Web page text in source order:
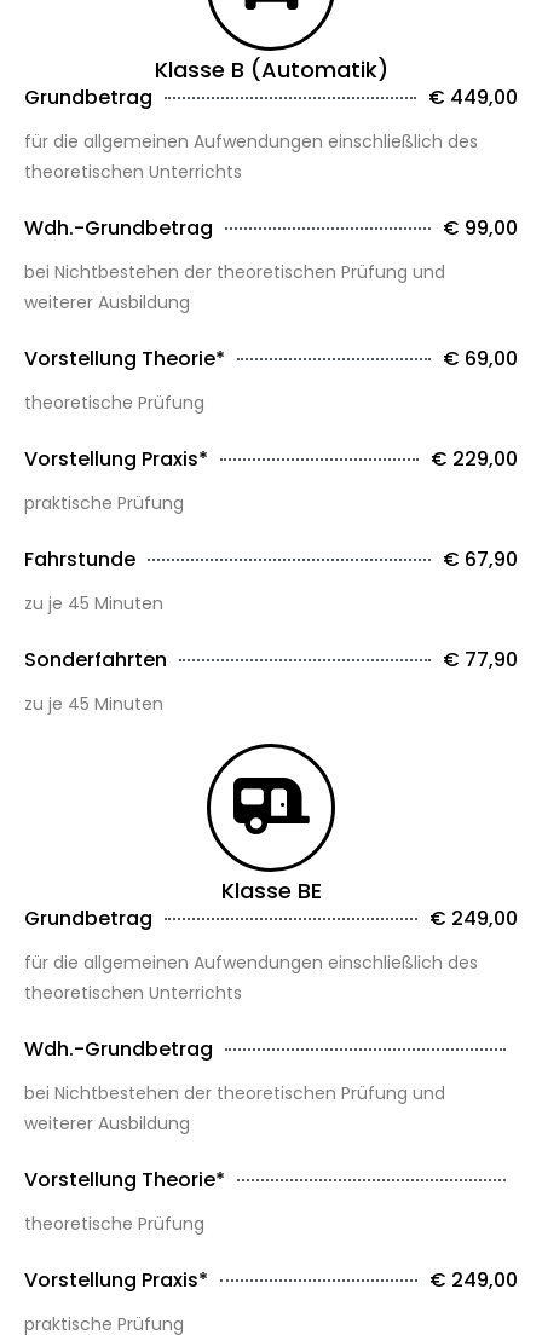
Klasse B (Automatik)
Grundbetrag € 449,00
für die allgemeinen Aufwendungen einschließlich des
theoretischen Unterrichts
Wdh.-Grundbetrag € 99,00
bei Nichtbestehen der theoretischen Prüfung und
weiterer Ausbildung
Vorstellung Theorie* € 69,00
theoretische Prüfung
Vorstellung Praxis* € 229,00
praktische Prüfung
Fahrstunde € 67,90
zu je 45 Minuten
Sonderfahrten € 77,90
zu je 45 Minuten
Klasse BE
Grundbetrag € 249,00
für die allgemeinen Aufwendungen einschließlich des
theoretischen Unterrichts
Wdh.-Grundbetrag
bei Nichtbestehen der theoretischen Prüfung und
weiterer Ausbildung
Vorstellung Theorie*
theoretische Prüfung
Vorstellung Praxis* € 249,00
praktische Prüfung